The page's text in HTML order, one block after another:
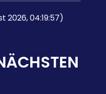
2026, 04:19:57)